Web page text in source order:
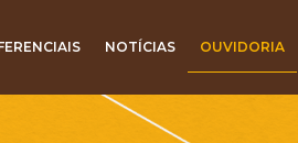
NOTÍCIAS OUVIDORIA